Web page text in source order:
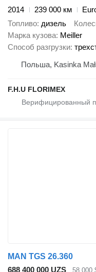
2014
239 000 км
Топливо дизель
Марка кузова Meiller
Способ разгрузки
Польша, Kasinka
F.H.U FLORIMEX
MAN TGS 26.360
688 400 000 UZS
58 000